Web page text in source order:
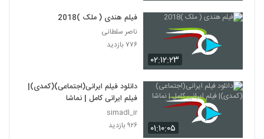
۰۲:۱۲:۲۳
فیلم هندی ( ملک )2018
ناصر سلطانی
۷۷۶ بازدید
۰۱:۱۰:۰۵
دانلود فیلم ایرانی(اجتماعی)(کمدی)|
فیلم ایرانی کامل | نماشا
simadl_ir
۹۲۶ بازدید